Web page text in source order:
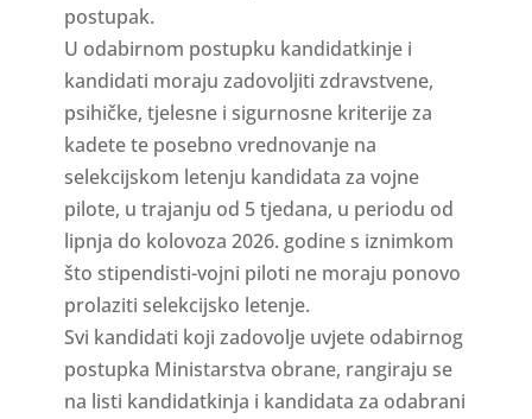
postupak.
U odabirnom postupku kandidatkinje i
kandidati moraju zadovoljiti zdravstvene,
psihičke, tjelesne i sigurnosne kriterije za
kadete te posebno vrednovanje na
selekcijskom letenju kandidata za vojne
pilote, u trajanju od 5 tjedana, u periodu od
lipnja do kolovoza 2026. godine s iznimkom
što stipendisti-vojni piloti ne moraju ponovo
prolaziti selekcijsko letenje.
Svi kandidati koji zadovolje uvjete odabirnog
postupka Ministarstva obrane, rangiraju se
na listi kandidatkinja i kandidata za odabrani